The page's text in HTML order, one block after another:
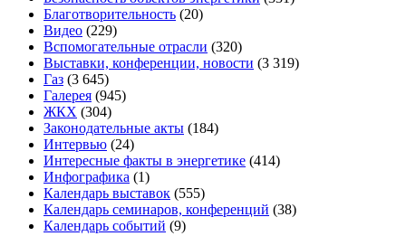
Благотворительность (20)
Видео (229)
Вспомогательные отрасли (320)
Выставки, конференции, новости (3 319)
Газ (3 645)
Галерея (945)
ЖКХ (304)
Законодательные акты (184)
Интервью (24)
Интересные факты в энергетике (414)
Инфографика (1)
Календарь выставок (555)
Календарь семинаров, конференций (38)
Календарь событий (9)